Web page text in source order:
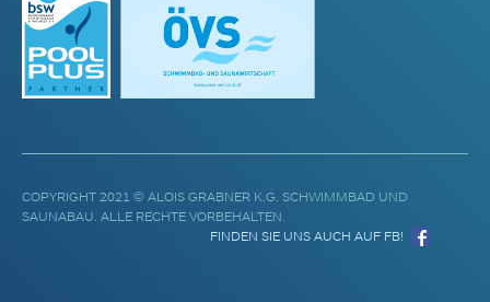
COPYRIGHT 2021 © ALOIS GRABNER K.G. SCHWIMMBAD UND
SAUNABAU. ALLE RECHTE VORBEHALTEN.
FINDEN SIE UNS AUCH AUF FB!